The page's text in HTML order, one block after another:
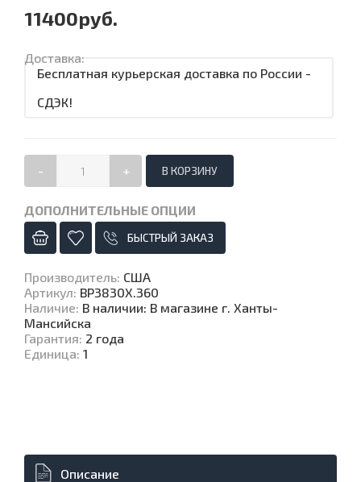
11400руб.
Доставка:
Бесплатная курьерская доставка по России -
СДЭК!
- +
ДОПОЛНИТЕЛЬНЫЕ ОПЦИИ
БЫСТРЫЙ ЗАКАЗ
Производитель: США
Артикул: BP3830X.360
Наличие: В наличии: В магазине г. Ханты-
Мансийска
Гарантия: 2 года
Единица: 1
Описание